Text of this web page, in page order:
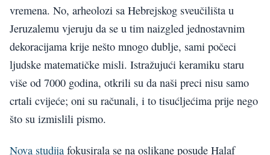
vremena. No, arheolozi sa Hebrejskog sveučilišta u
Jeruzalemu vjeruju da se u tim naizgled jednostavnim
dekoracijama krije nešto mnogo dublje, sami počeci
ljudske matematičke misli. Istražujući keramiku staru
više od 7000 godina, otkrili su da naši preci nisu samo
crtali cvijeće; oni su računali, i to tisućljećima prije nego
što su izmislili pismo.
Nova studija fokusirala se na oslikane posude Halaf